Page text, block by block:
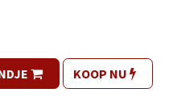
KOOP NU